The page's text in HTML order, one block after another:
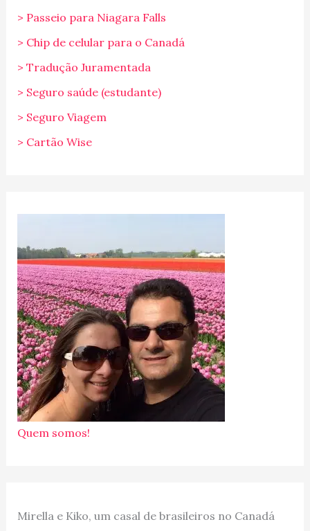
> Passeio para Niagara Falls
> Chip de celular para o Canadá
> Tradução Juramentada
> Seguro saúde (estudante)
> Seguro Viagem
> Cartão Wise
Quem somos!
Mirella e Kiko, um casal de brasileiros no Canadá